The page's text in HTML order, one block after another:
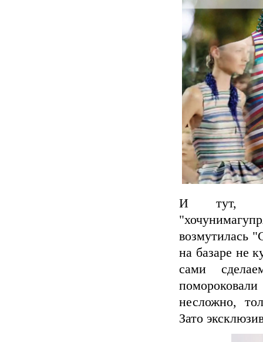
И тут,
возмутилась
на базаре не
сами
несложно,
Зато